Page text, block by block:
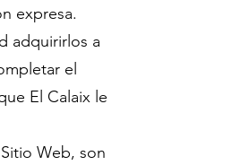
expresa.
adquirirlos a
el
El Calaix le
Web, son